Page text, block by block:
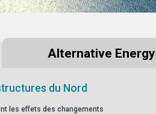
Alternative Energy
du Nord
les effets des changements